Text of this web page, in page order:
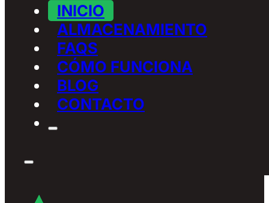
INICIO
ALMACENAMIENTO
FAQS
CÓMO FUNCIONA
BLOG
CONTACTO